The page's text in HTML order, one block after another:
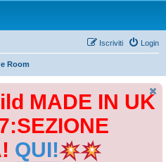
Login
Iscriviti
Room
MADE IN UK
QUI!